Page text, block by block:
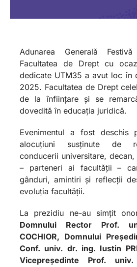
Adunarea Generală
Facultatea de Drept cu
dedicate UTM35 a avut loc în
2025. Facultatea de Drept
de la înființare și se
dovedită în educația juridică.
Evenimentul a fost deschis
alocuțiuni susținute de
conducerii universitare,
– parteneri ai facultății –
gânduri, amintiri și reflecții
evoluția facultății.
La prezidiu ne-au simțit
Domnului Rector Prof.
COCHIOR, Domnului
Conf. univ. dr. ing. Iustin
Vicepreședinte Prof.